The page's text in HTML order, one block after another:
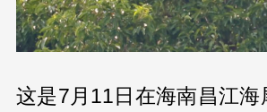
这是7月11日在海南昌江海